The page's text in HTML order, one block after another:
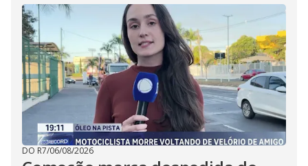
DO R7/06/08/2026